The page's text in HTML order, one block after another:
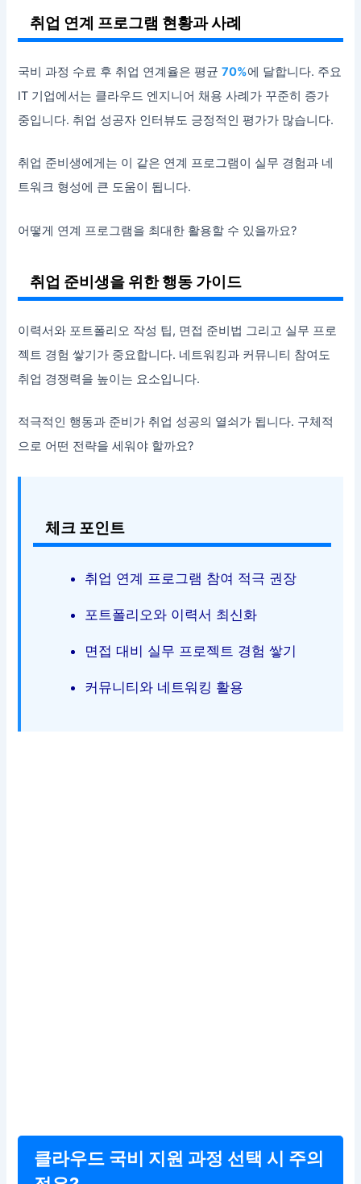
취업 연계 프로그램 현황과 사례
국비 과정 수료 후 취업 연계율은 평균70%에 달합니다. 주요
IT 기업에서는 클라우드 엔지니어 채용 사례가 꾸준히 증가
중입니다. 취업 성공자 인터뷰도 긍정적인 평가가 많습니다.
취업 준비생에게는 이 같은 연계 프로그램이 실무 경험과 네
트워크 형성에 큰 도움이 됩니다.
어떻게 연계 프로그램을 최대한 활용할 수 있을까요?
취업 준비생을 위한 행동 가이드
이력서와 포트폴리오 작성 팁, 면접 준비법 그리고 실무 프로
젝트 경험 쌓기가 중요합니다. 네트워킹과 커뮤니티 참여도
취업 경쟁력을 높이는 요소입니다.
적극적인 행동과 준비가 취업 성공의 열쇠가 됩니다. 구체적
으로 어떤 전략을 세워야 할까요?
체크 포인트
취업 연계 프로그램 참여 적극 권장
포트폴리오와 이력서 최신화
면접 대비 실무 프로젝트 경험 쌓기
커뮤니티와 네트워킹 활용
클라우드 국비 지원 과정 선택 시 주의